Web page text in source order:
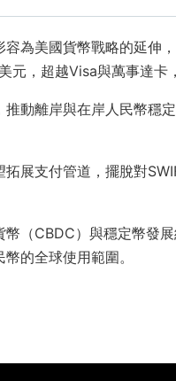
為美國貨幣戰略的延伸
元，超越Visa與萬事達
動離岸與在岸人民幣穩
展支付管道，擺脫對
（CBDC）與穩定幣發
的全球使用範圍。